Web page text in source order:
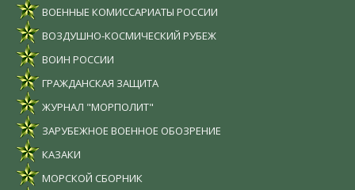
ВОЕННЫЕ КОМИССАРИАТЫ РОССИИ
ВОЗДУШНО-КОСМИЧЕСКИЙ РУБЕЖ
ВОИН РОССИИ
ГРАЖДАНСКАЯ ЗАЩИТА
ЖУРНАЛ "МОРПОЛИТ"
ЗАРУБЕЖНОЕ ВОЕННОЕ ОБОЗРЕНИЕ
КАЗАКИ
МОРСКОЙ СБОРНИК